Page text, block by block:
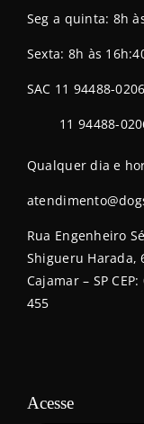
Seg a quinta: 8h
Sexta: 8h às
SAC 11 94488-0206
11 94488-
Qualquer dia e
Rua Engenheiro
Shigueru Harada,
Cajamar – SP CEP:
455
Acesse